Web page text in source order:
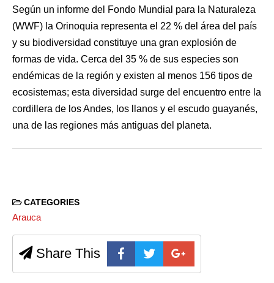
Según un informe del Fondo Mundial para la Naturaleza
(WWF) la Orinoquia representa el 22 % del área del país
y su biodiversidad constituye una gran explosión de
formas de vida. Cerca del 35 % de sus especies son
endémicas de la región y existen al menos 156 tipos de
ecosistemas; esta diversidad surge del encuentro entre la
cordillera de los Andes, los llanos y el escudo guayanés,
una de las regiones más antiguas del planeta.
CATEGORIES
Arauca
Share This